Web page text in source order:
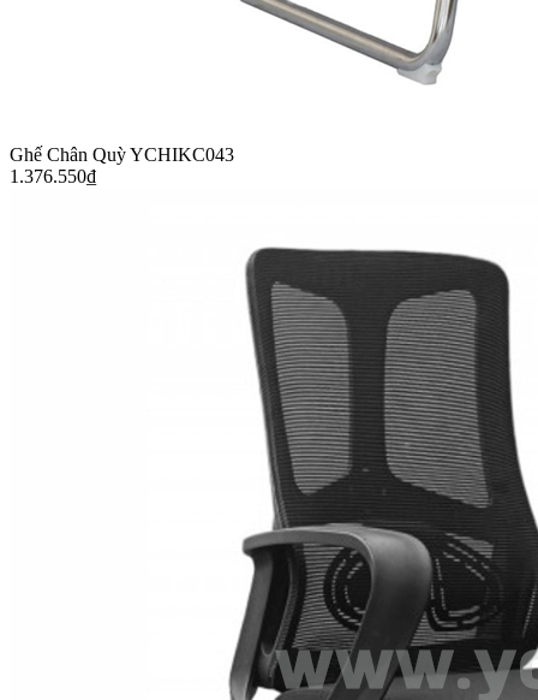
Ghế Chân Quỳ YCHIKC043
1.376.550₫